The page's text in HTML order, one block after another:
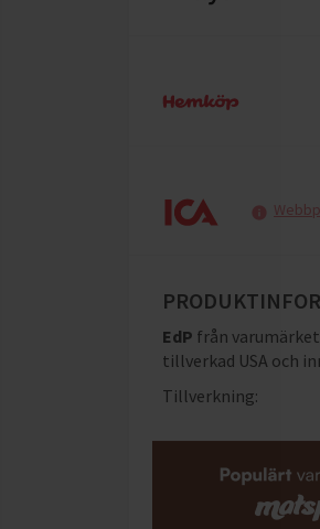
EdP från varumärket
tillverkad USA och
Tillverkning: